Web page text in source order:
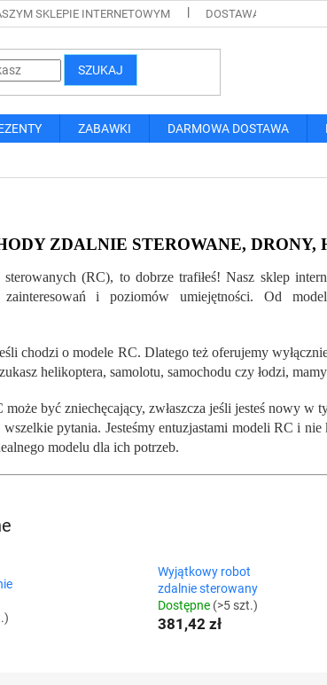
SKLEPIE INTERNETOWYM DOSTAWA I METODY
SZUKAJ
ZABAWKI DARMOWA DOSTAWA
ZDALNIE STEROWANE, DRONY,
(RC), to dobrze trafiłeś! Nasz sklep
zainteresowań i poziomów umiejętności. Od
chodzi o modele RC. Dlatego też oferujemy
helikoptera, samolotu, samochodu czy łodzi,
być zniechęcający, zwłaszcza jeśli jesteś nowy w
pytania. Jesteśmy entuzjastami modeli RC i
modelu dla ich potrzeb.
Wyjątkowy robot
zdalnie sterowany
Dostępne (>5 szt.)
381,42 zł